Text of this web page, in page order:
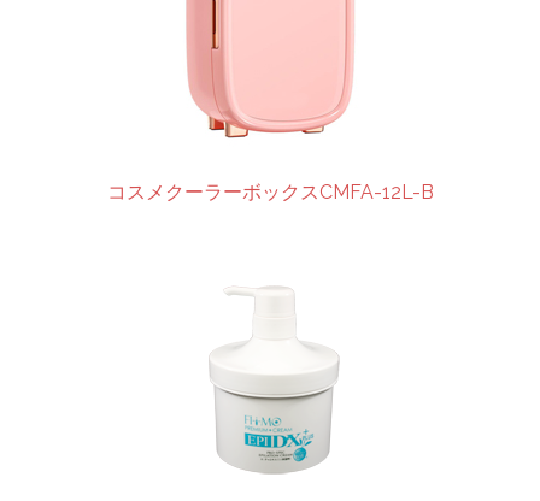
コスメクーラーボックスCMFA-12L-B